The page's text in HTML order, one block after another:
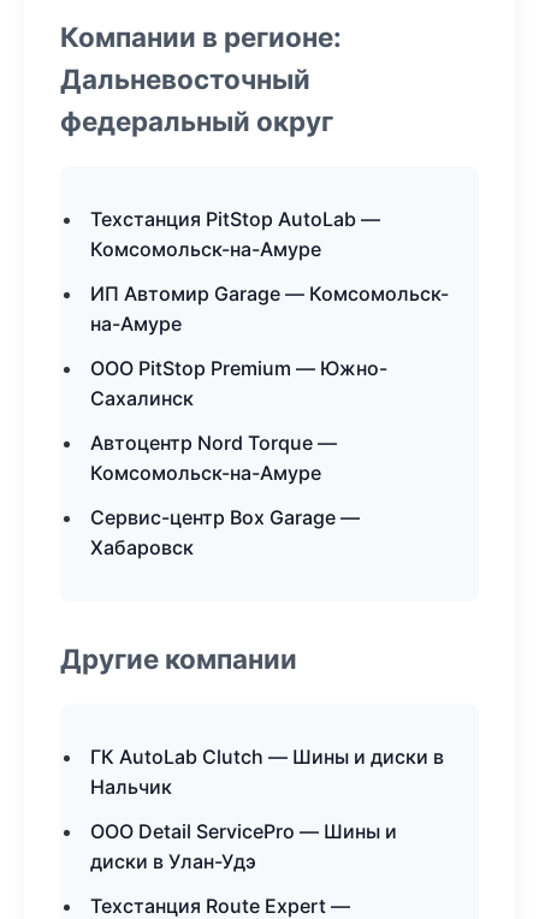
Компании в регионе:
Дальневосточный
федеральный округ
Техстанция PitStop AutoLab —
Комсомольск-на-Амуре
ИП Автомир Garage — Комсомольск-
на-Амуре
ООО PitStop Premium — Южно-
Сахалинск
Автоцентр Nord Torque —
Комсомольск-на-Амуре
Сервис-центр Box Garage —
Хабаровск
Другие компании
ГК AutoLab Clutch — Шины и диски в
Нальчик
ООО Detail ServicePro — Шины и
диски в Улан-Удэ
Техстанция Route Expert —